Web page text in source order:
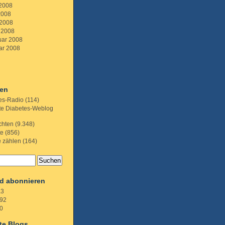
2008
2008
Radio (114)
Diabetes-Weblog
(9.348)
(856)
zählen (164)
abonnieren